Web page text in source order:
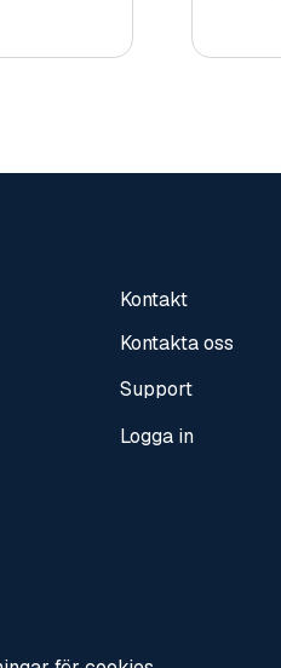
Kontakt
Kontakta oss
Support
Logga in